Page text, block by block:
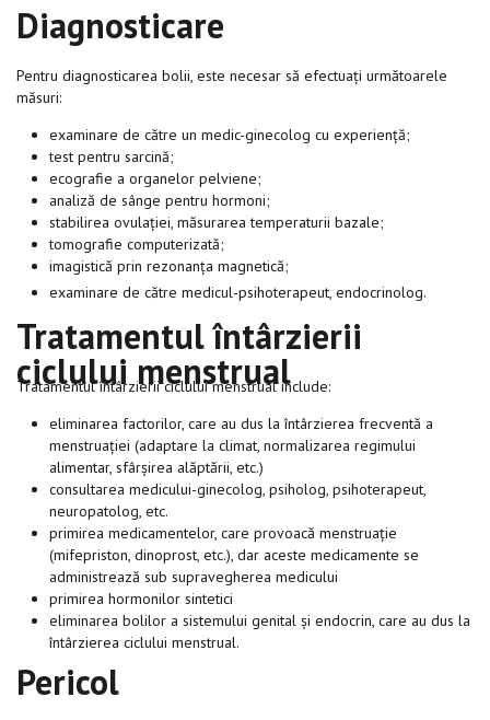
Diagnosticare
Pentru diagnosticarea bolii, este necesar să efectuați următoarele
măsuri:
examinare de către un medic-ginecolog cu experiență;
test pentru sarcină;
ecografie a organelor pelviene;
analiză de sânge pentru hormoni;
stabilirea ovulației, măsurarea temperaturii bazale;
tomografie computerizată;
imagistică prin rezonanța magnetică;
examinare de către medicul-psihoterapeut, endocrinolog.
Tratamentul întârzierii
ciclului menstrual
Tratamentul întârzierii ciclului menstrual include:
eliminarea factorilor, care au dus la întârzierea frecventă a
menstruației (adaptare la climat, normalizarea regimului
alimentar, sfârșirea alăptării, etc.)
consultarea medicului-ginecolog, psiholog, psihoterapeut,
neuropatolog, etc.
primirea medicamentelor, care provoacă menstruație
(mifepriston, dinoprost, etc.), dar aceste medicamente se
administrează sub supravegherea medicului
primirea hormonilor sintetici
eliminarea bolilor a sistemului genital și endocrin, care au dus la
întârzierea ciclului menstrual.
Pericol